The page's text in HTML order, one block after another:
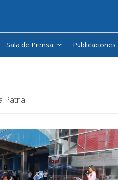
Sala de Prensa Publicaciones
Patria